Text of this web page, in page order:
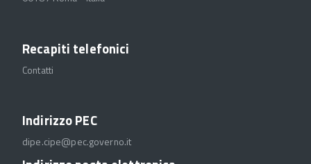
Recapiti telefonici
Contatti
Indirizzo PEC
dipe.cipe@pec.governo.it